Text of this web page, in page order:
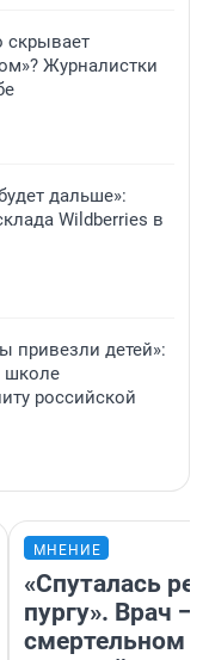
скрывает
Журналистки
дальше»:
Wildberries в
привезли детей»:
школе
российской
МНЕНИЕ
«Спуталась
пургу». Врач —
смертельном